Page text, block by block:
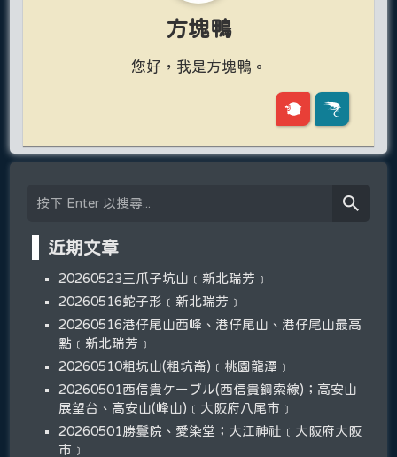
方塊鴨
您好，我是方塊鴨。
近期文章
20260523三爪子坑山﹝新北瑞芳﹞
20260516蛇子形﹝新北瑞芳﹞
20260516港仔尾山西峰、港仔尾山、港仔尾山最高
點﹝新北瑞芳﹞
20260510粗坑山(粗坑崙)﹝桃園龍潭﹞
20260501西信貴ケーブル(西信貴鋼索線)；高安山
展望台、高安山(峰山)﹝大阪府八尾市﹞
20260501勝鬘院、愛染堂；大江神社﹝大阪府大阪
市﹞